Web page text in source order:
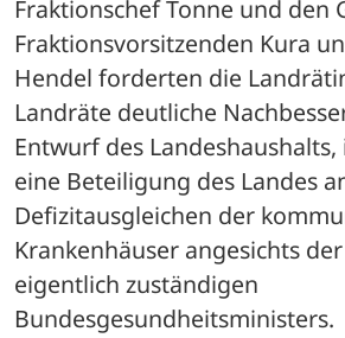
Fraktionschef Tonne und den
Fraktionsvorsitzenden Kura
Hendel forderten die
Landräte deutliche
Entwurf des
eine Beteiligung des Landes
Defizitausgleichen der
Krankenhäuser angesichts
eigentlich zuständigen
Bundesgesundheitsministers.